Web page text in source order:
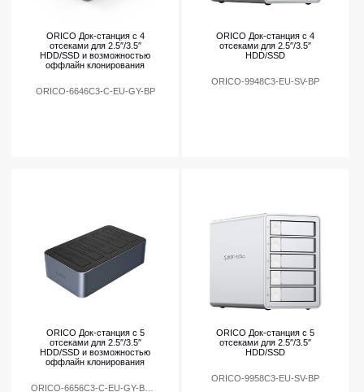
ORICO Док-станция с 4
отсеками для 2.5″/3.5″
HDD/SSD и возможностью
оффлайн клонирования
ORICO-6646C3-C-EU-GY-BP
ORICO Док-станция с 4
отсеками для 2.5″/3.5″
HDD/SSD
ORICO-9948C3-EU-SV-BP
ORICO Док-станция с 5
отсеками для 2.5″/3.5″
HDD/SSD и возможностью
оффлайн клонирования
ORICO Док-станция с 5
отсеками для 2.5″/3.5″
HDD/SSD
ORICO-9958C3-EU-SV-BP